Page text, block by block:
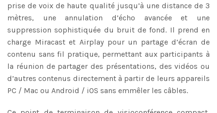
prise de voix de haute qualité jusqu’à une distance de 3
mètres, une annulation d’écho avancée et une
suppression sophistiquée du bruit de fond. Il prend en
charge Miracast et Airplay pour un partage d’écran de
contenu sans fil pratique, permettant aux participants à
la réunion de partager des présentations, des vidéos ou
d’autres contenus directement à partir de leurs appareils
PC / Mac ou Android / iOS sans emmêler les câbles.